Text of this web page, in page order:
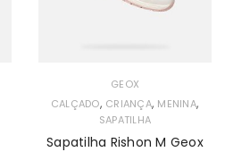
GEOX
CALÇADO, CRIANÇA, MENINA,
SAPATILHA
Sapatilha Rishon M Geox